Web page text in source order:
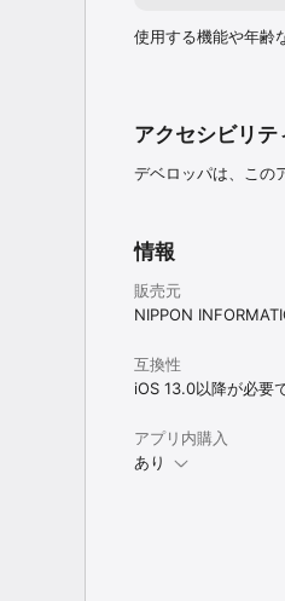
使用する機能や年齢
アクセシビリテ
デベロッパは、この
情報
販売元
NIPPON
互換性
iOS 13.0以降が必要
アプリ内購入
あり